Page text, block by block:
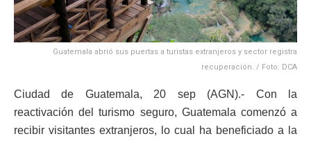
Guatemala abrió sus puertas a turistas extranjeros y sector registra
recuperación. / Foto: DCA
Ciudad de Guatemala, 20 sep (AGN).- Con la
reactivación del turismo seguro, Guatemala comenzó a
recibir visitantes extranjeros, lo cual ha beneficiado a la